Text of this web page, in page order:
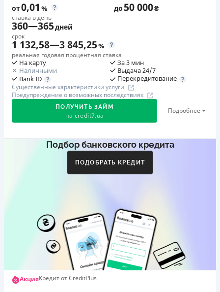
от0,01 %
ставка в день
до50 000₴
360—365дней
срок
1 132,58—3 845,25%
реальная годовая процентная ставка
На карту
Наличными
Bank ID
За 3 мин
Выдача 24/7
Перекредитование
Существенные характеристики услуги
Предупреждение о возможных последствиях
ПОЛУЧИТЬ ЗАЙМ
на credit7.ua
Подробнее
Акция: «Кешбэк за друга»
друг регистрируется и получает первый кредит (от
Бронзовый призер FinAwards 2026 «Лучшая программа
лояльности»
Первый займ
от 0,01%/день до 30 000 ₴
Повторный займ
от 0,95%/день до 50 000 ₴
Подбор банковского кредита
ПОДОБРАТЬ КРЕДИТ
АкцияКредит от CreditPlus